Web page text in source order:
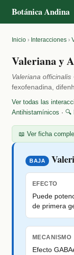
Botánica Andina
Inicio › Interacciones ›
Valeriana y
Valeriana officinalis
fexofenadina,
Ver todas las
Antihistamínicos · 🔍
📖 Ver ficha
BAJA
EFECTO
Puede
de primera
MECANISMO
Efecto